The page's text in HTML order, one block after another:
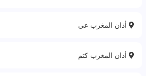
أذان المغرب عي
أذان المغرب كتم